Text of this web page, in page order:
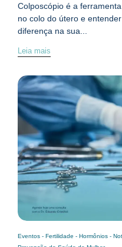
Colposcópio é a
no colo do útero e
diferença na sua...
Leia mais
Eventos - Fertilidade - Hormônios -